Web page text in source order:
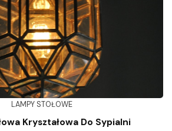
LAMPY STOŁOWE
Kryształowa Do Sypialni